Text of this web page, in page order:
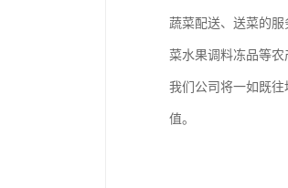
蔬菜配送、送菜的
菜水果调料冻品等农
我们公司将一如既
值。